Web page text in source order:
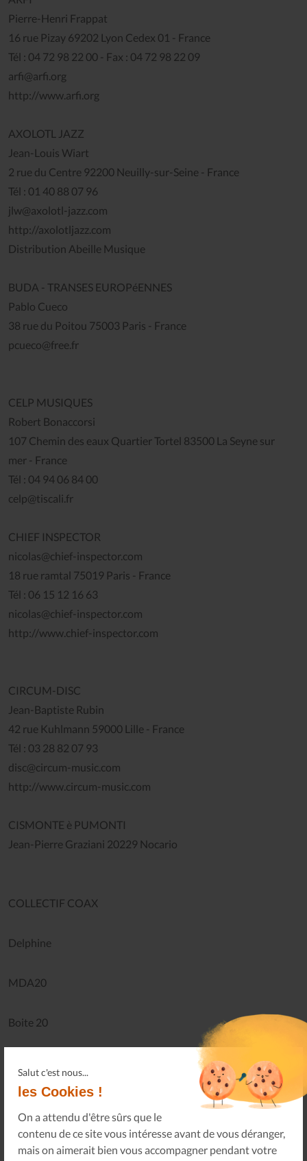
Salut c'est nous...
les Cookies !
On a attendu d'être sûrs que le
contenu de ce site vous intéresse avant de vous déranger,
mais on aimerait bien vous accompagner pendant votre
Pierre-Henri Frappat
16 rue Pizay 69202 Lyon Cedex 01 - France
Tél : 04 72 98 22 00 - Fax : 04 72 98 22 09
arfi@arfi.org
http://www.arfi.org
AXOLOTL JAZZ
Jean-Louis Wiart
2 rue du Centre 92200 Neuilly-sur-Seine - France
Tél : 01 40 88 07 96
jlw@axolotl-jazz.com
http://axolotljazz.com
Distribution Abeille Musique
BUDA - TRANSES EUROPéENNES
Pablo Cueco
38 rue du Poitou 75003 Paris - France
pcueco@free.fr
CELP MUSIQUES
Robert Bonaccorsi
107 Chemin des eaux Quartier Tortel 83500 La Seyne sur
mer - France
Tél : 04 94 06 84 00
celp@tiscali.fr
CHIEF INSPECTOR
nicolas@chief-inspector.com
18 rue ramtal 75019 Paris - France
Tél : 06 15 12 16 63
nicolas@chief-inspector.com
http://www.chief-inspector.com
CIRCUM-DISC
Jean-Baptiste Rubin
42 rue Kuhlmann 59000 Lille - France
Tél : 03 28 82 07 93
disc@circum-music.com
http://www.circum-music.com
CISMONTE è PUMONTI
Jean-Pierre Graziani 20229 Nocario
COLLECTIF COAX
Delphine
MDA20
Boite 20
Tél : 06 13 01 02 70